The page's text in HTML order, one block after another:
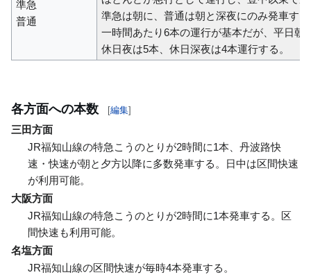
準急
普通
準急は朝に、普通は朝と深夜にのみ発車す
一時間あたり6本の運行が基本だが、平日朝
休日夜は5本、休日深夜は4本運行する。
各方面への本数 [編集]
三田方面
JR福知山線の特急こうのとりが2時間に1本、丹波路快
速・快速が朝と夕方以降に多数発車する。日中は区間快速
が利用可能。
大阪方面
JR福知山線の特急こうのとりが2時間に1本発車する。区
間快速も利用可能。
名塩方面
JR福知山線の区間快速が毎時4本発車する。